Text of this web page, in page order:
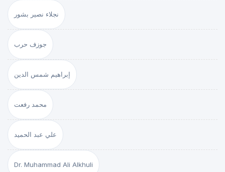
نجلاء نصير بشور
جوزف حرب
إبراهيم شمس الدين
محمد رفعت
علي عبد الحميد
Dr. Muhammad Ali Alkhuli